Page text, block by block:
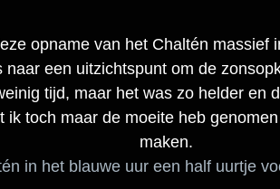
in het blauwe uur een half uurtje